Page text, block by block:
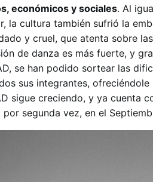
económicos y sociales. Al
la cultura también sufrió la
y cruel, que atenta sobre
de danza es más fuerte, y
se han podido sortear las
sus integrantes,
sigue creciendo, y ya cuenta
segunda vez, en el